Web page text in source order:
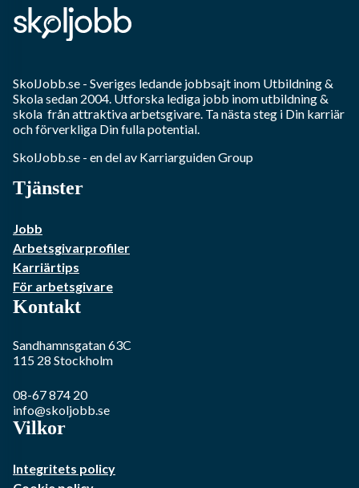
SkolJobb.se - Sveriges ledande jobbsajt inom Utbildning &
Skolasedan 2004. Utforska lediga jobb inomutbildning &
skola från attraktiva arbetsgivare. Ta nästa steg i Din karriär
och förverkliga Din fulla potential.
SkolJobb.se - en del av Karriarguiden Group
Tjänster
Jobb
Arbetsgivarprofiler
Karriärtips
För arbetsgivare
Kontakt
Sandhamnsgatan 63C
115 28 Stockholm
08-67 874 20
info@skoljobb.se
Vilkor
Integritets policy